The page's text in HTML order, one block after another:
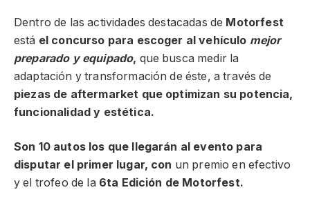
Dentro de las actividades destacadas de Motorfest
está el concurso para escoger al vehículo mejor
preparado y equipado, que busca medir la
adaptación y transformación de éste, a través de
piezas de aftermarket que optimizan su potencia,
funcionalidad y estética.
Son 10 autos los que llegarán al evento para
disputar el primer lugar, con un premio en efectivo
y el trofeo de la 6ta Edición de Motorfest.